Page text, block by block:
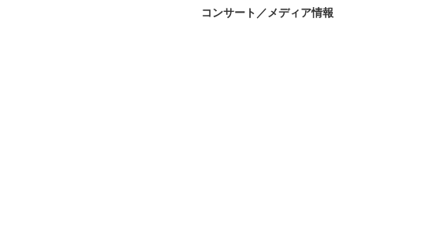
コンサート／メディア情報